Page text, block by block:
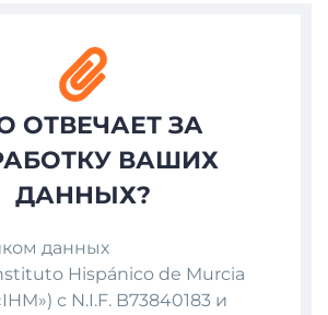
ОТВЕЧАЕТ ЗА
ВАШИХ
ДАННЫХ?
данных
Hispánico de Murcia
с N.I.F. B73840183 и